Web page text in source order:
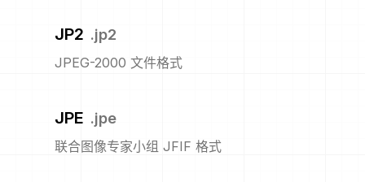
JP2 .jp2
JPEG-2000 文件格式
JPE .jpe
联合图像专家小组 JFIF 格式